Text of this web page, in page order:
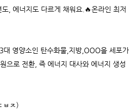
, 에너지도 다르게 채워요.🔥온라인 최저
대 영양소인 탄수화물,지방,OOO을 세포가
으로 전환, 즉 에너지 대사와 에너지 생성
ㅂㅈ)